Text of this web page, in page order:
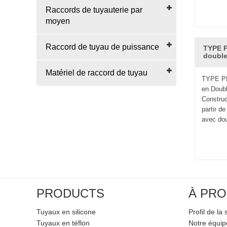
Raccords de tuyauterie par
moyen
Raccord de tuyau de puissance
Matériel de raccord de tuyau
TYPE
TYPE
en
partir
avec
PRODUCTS
Tuyaux en silicone
Tuyaux en téflon
À
Profil de la
Notre